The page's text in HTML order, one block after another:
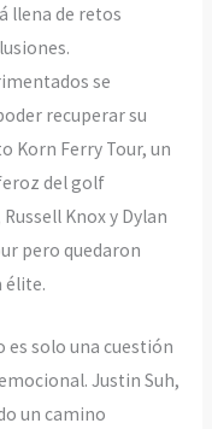
llena de retos
se
recuperar su
Korn Ferry Tour, un
del golf
Knox y Dylan
pero quedaron
élite.
es solo una cuestión
Justin Suh,
un camino